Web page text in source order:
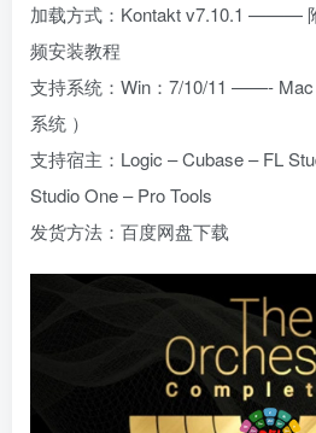
加载方式：Kontakt v7.10.1 ———
频安装教程
支持系统：Win：7/10/11 ——- Mac
系统 ）
支持宿主：Logic – Cubase – FL
Studio One – Pro Tools
发货方法：百度网盘下载